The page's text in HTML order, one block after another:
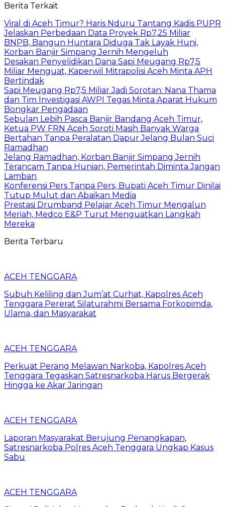
Berita Terkait
Viral di Aceh Timur? Haris Nduru Tantang Kadis PUPR
Jelaskan Perbedaan Data Proyek Rp7,25 Miliar
BNPB, Bangun Huntara Diduga Tak Layak Huni,
Korban Banjir Simpang Jernih Mengeluh
Desakan Penyelidikan Dana Sapi Meugang Rp7,5
Miliar Menguat, Kaperwil Mitrapolisi Aceh Minta APH
Bertindak
Sapi Meugang Rp7,5 Miliar Jadi Sorotan: Nana Thama
dan Tim Investigasi AWPI Tegas Minta Aparat Hukum
Bongkar Pengadaan
Sebulan Lebih Pasca Banjir Bandang Aceh Timur,
Ketua PW FRN Aceh Soroti Masih Banyak Warga
Bertahan Tanpa Peralatan Dapur Jelang Bulan Suci
Ramadhan
Jelang Ramadhan, Korban Banjir Simpang Jernih
Terancam Tanpa Hunian, Pemerintah Diminta Jangan
Lamban
Konferensi Pers Tanpa Pers, Bupati Aceh Timur Dinilai
Tutup Mulut dan Abaikan Media
Prestasi Drumband Pelajar Aceh Timur Mengalun
Meriah, Medco E&P Turut Menguatkan Langkah
Mereka
Berita Terbaru
ACEH TENGGARA
Subuh Keliling dan Jum’at Curhat, Kapolres Aceh
Tenggara Pererat Silaturahmi Bersama Forkopimda,
Ulama, dan Masyarakat
ACEH TENGGARA
Perkuat Perang Melawan Narkoba, Kapolres Aceh
Tenggara Tegaskan Satresnarkoba Harus Bergerak
Hingga ke Akar Jaringan
ACEH TENGGARA
Laporan Masyarakat Berujung Penangkapan,
Satresnarkoba Polres Aceh Tenggara Ungkap Kasus
Sabu
ACEH TENGGARA